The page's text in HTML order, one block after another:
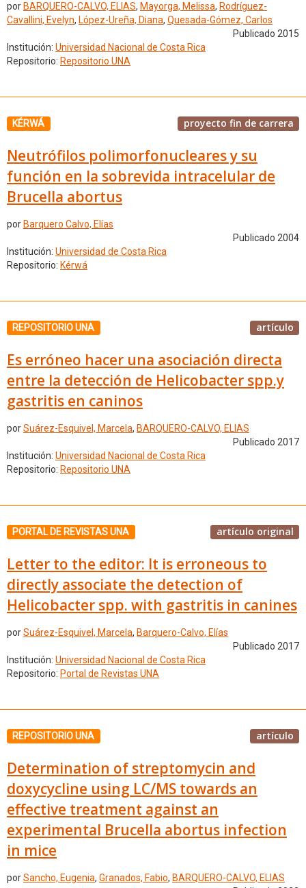
por BARQUERO-CALVO, ELIAS, Mayorga, Melissa, Rodríguez-
Cavallini, Evelyn, López-Ureña, Diana, Quesada-Gómez, Carlos
Publicado 2015
Institución: Universidad Nacional de Costa Rica
Repositorio: Repositorio UNA
KÉRWÁ proyecto fin de carrera
Neutrófilos polimorfonucleares y su
función en la sobrevida intracelular de
Brucella abortus
por Barquero Calvo, Elías
Publicado 2004
Institución: Universidad de Costa Rica
Repositorio: Kérwá
REPOSITORIO UNA artículo
Es erróneo hacer una asociación directa
entre la detección de Helicobacter spp.y
gastritis en caninos
porSuárez-Esquivel, Marcela, BARQUERO-CALVO, ELIAS
Publicado 2017
Institución: Universidad Nacional de Costa Rica
Repositorio: Repositorio UNA
PORTAL DE REVISTAS UNA artículo original
Letter to the editor: It is erroneous to
directly associate the detection of
Helicobacter spp. with gastritis in canines
porSuárez-Esquivel, Marcela, Barquero-Calvo, Elías
Publicado 2017
Institución: Universidad Nacional de Costa Rica
Repositorio: Portal de Revistas UNA
REPOSITORIO UNA artículo
Determination of streptomycin and
doxycycline using LC/MS towards an
effective treatment against an
experimental Brucella abortus infection
in mice
porSancho, Eugenia, Granados, Fabio, BARQUERO-CALVO, ELIAS